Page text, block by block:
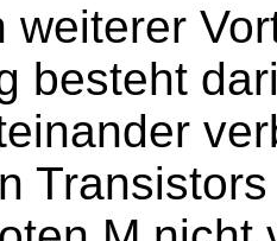
weiterer
besteht